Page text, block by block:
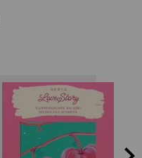
Nicholas Sparks